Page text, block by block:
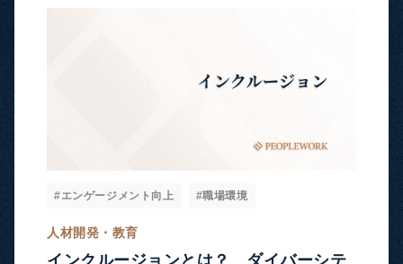
#エンゲージメント向上 #職場環境
人材開発・教育
インクルージョンとは？ ダイバーシテ